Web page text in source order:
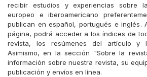
recibir estudios y experiencias sobre
europeo e iberoamericano
publican en español, portugués e inglés.
página, podrá acceder a los índices de
revista, los resúmenes del artículo y
Asimismo, en la sección "Sobre la
información sobre nuestra revista, su
publicación y envíos en línea.